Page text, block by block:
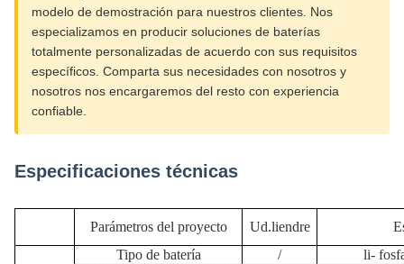
modelo de demostración para nuestros clientes. Nos
especializamos en producir soluciones de baterías
totalmente personalizadas de acuerdo con sus requisitos
específicos. Comparta sus necesidades con nosotros y
nosotros nos encargaremos del resto con experiencia
confiable.
Especificaciones técnicas
Parámetros del proyecto Ud.liendre
Tipo de batería / li-